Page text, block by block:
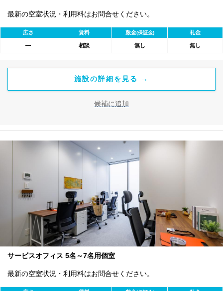
最新の空室状況・利用料はお問合せください。
広さ 賃料 敷金(保証金) 礼金
― 相談 無し 無し
施設の詳細を見る →
候補に追加
サービスオフィス 5名～7名用個室
最新の空室状況・利用料はお問合せください。